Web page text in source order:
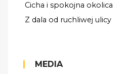
Cicha i spokojna okolica
Z dala od ruchliwej ulicy
MEDIA